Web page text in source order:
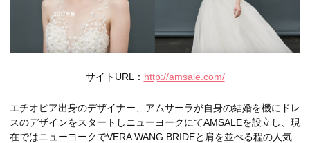
サイトURL： http://amsale.com/
エチオピア出身のデザイナー、アムサーラが自身の結婚を機にドレ
スのデザインをスタートしニューヨークにてAMSALEを設立し、現
在ではニューヨークでVERA WANG BRIDEと肩を並べる程の人気